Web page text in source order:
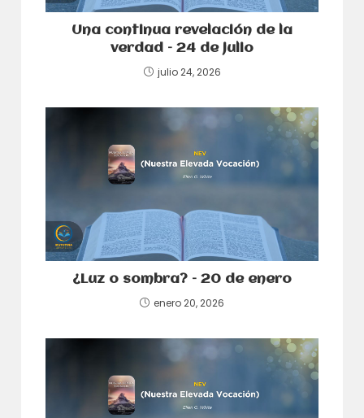
Una continua revelación de la
verdad – 24 de julio
julio 24, 2026
¿Luz o sombra? – 20 de enero
enero 20, 2026